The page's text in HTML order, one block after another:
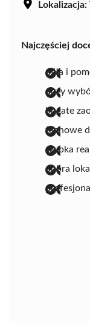
Lokalizacja:
Najczęściej
miła i
duży
bogate
fachowe
szybka
dobra